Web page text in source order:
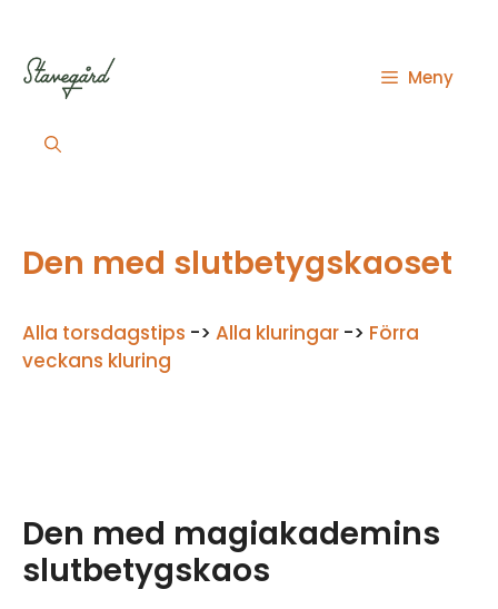
innehåll
Meny
Den med slutbetygskaoset
Alla torsdagstips -> Alla kluringar -> Förra
veckans kluring
Den med magiakademins
slutbetygskaos